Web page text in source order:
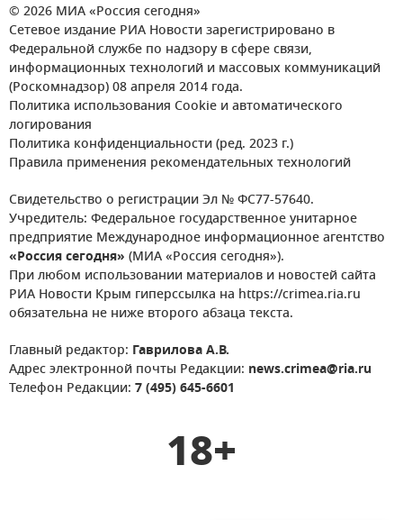
© 2026 МИА «Россия сегодня»
Сетевое издание РИА Новости зарегистрировано в
Федеральной службе по надзору в сфере связи,
информационных технологий и массовых коммуникаций
(Роскомнадзор) 08 апреля 2014 года.
Политика использования Cookie и автоматического
логирования
Политика конфиденциальности (ред. 2023 г.)
Правила применения рекомендательных технологий
Свидетельство о регистрации Эл № ФС77-57640.
Учредитель: Федеральное государственное унитарное
предприятие Международное информационное агентство
«Россия сегодня» (МИА «Россия сегодня»).
При любом использовании материалов и новостей сайта
РИА Новости Крым гиперссылка на https://crimea.ria.ru
обязательна не ниже второго абзаца текста.
Главный редактор: Гаврилова А.В.
Адрес электронной почты Редакции: news.crimea@ria.ru
Телефон Редакции: 7 (495) 645-6601
18+